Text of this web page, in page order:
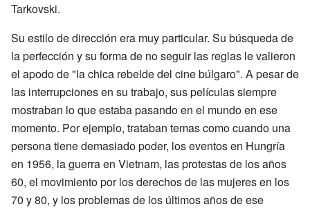
Tarkovski.
Su estilo de dirección era muy particular. Su búsqueda de
la perfección y su forma de no seguir las reglas le valieron
el apodo de "la chica rebelde del cine búlgaro". A pesar de
las interrupciones en su trabajo, sus películas siempre
mostraban lo que estaba pasando en el mundo en ese
momento. Por ejemplo, trataban temas como cuando una
persona tiene demasiado poder, los eventos en Hungría
en 1956, la guerra en Vietnam, las protestas de los años
60, el movimiento por los derechos de las mujeres en los
70 y 80, y los problemas de los últimos años de ese